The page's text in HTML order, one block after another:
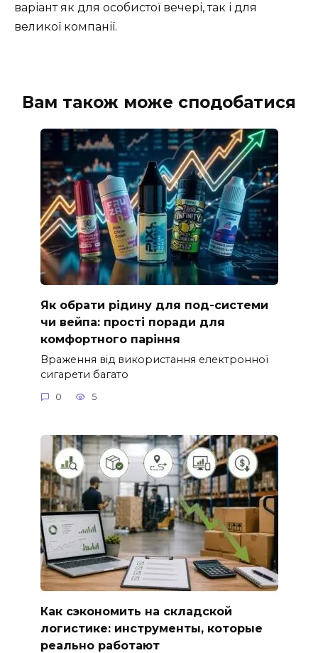
варіант як для особистої вечері, так і для
великої компанії.
Вам також може сподобатися
Як обрати рідину для под-системи
чи вейпа: прості поради для
комфортного паріння
Враження від використання електронної
сигарети багато
0 5
Как сэкономить на складской
логистике: инструменты, которые
реально работают